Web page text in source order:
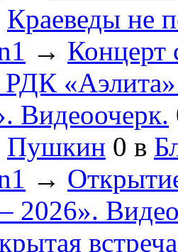
Краеведы не
→ Концерт
РДК
Видеоочерк.
Пушкин 0 в
→
2026».